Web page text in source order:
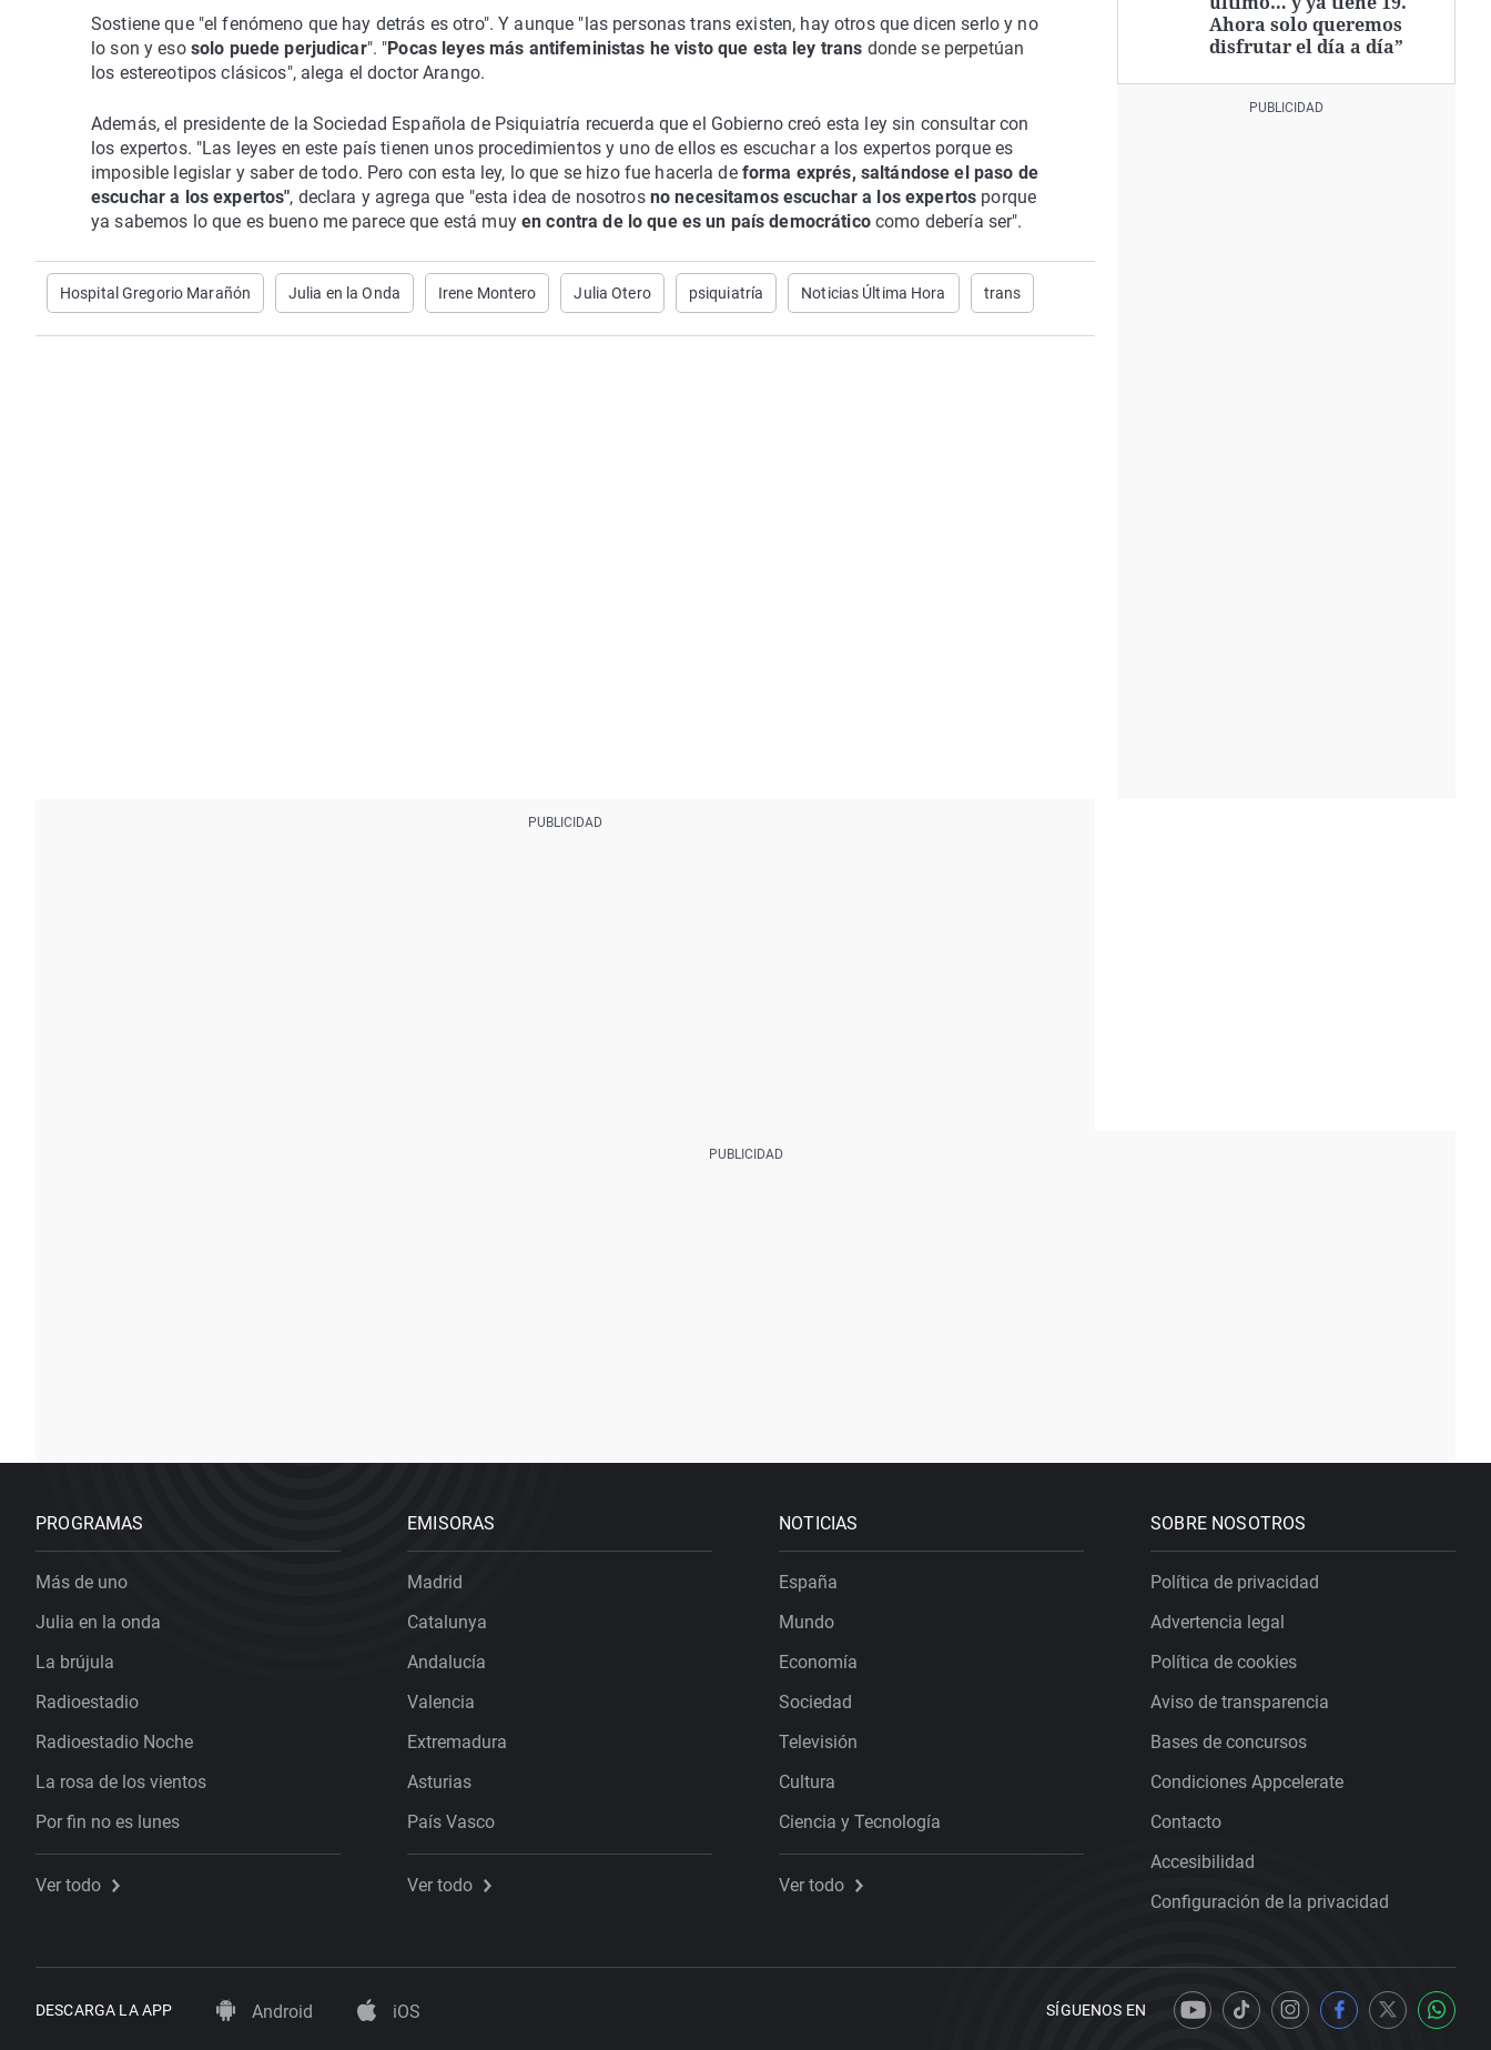
Sostiene que "el fenómeno que hay detrás es otro". Y aunque "las personas trans existen, hay otros que dicen serlo y no
lo son y eso solo puede perjudicar". "Pocas leyes más antifeministas he visto que esta ley trans donde se perpetúan
los estereotipos clásicos", alega el doctor Arango.
Además, el presidente de la Sociedad Española de Psiquiatría recuerda que el Gobierno creó esta ley sin consultar con
los expertos. "Las leyes en este país tienen unos procedimientos y uno de ellos es escuchar a los expertos porque es
imposible legislar y saber de todo. Pero con esta ley, lo que se hizo fue hacerla deforma exprés, saltándose el paso de
escuchar a los expertos", declara y agrega que "esta idea de nosotros no necesitamos escuchar a los expertos porque
ya sabemos lo que es bueno me parece que está muyen contra de lo que es un país democráticocomo debería ser".
Hospital Gregorio Marañón Julia en la Onda Irene Montero Julia Otero psiquiatría Noticias Última Hora trans
Ahora solo queremos
disfrutar el día a día”
PROGRAMAS
Más de uno
Julia en la onda
La brújula
Radioestadio
Radioestadio Noche
La rosa de los vientos
Por fin no es lunes
Ver todo
EMISORAS
Madrid
Catalunya
Andalucía
Valencia
Extremadura
Asturias
País Vasco
Ver todo
NOTICIAS
España
Mundo
Economía
Sociedad
Televisión
Cultura
Ciencia y Tecnología
Ver todo
SOBRE NOSOTROS
Política de privacidad
Advertencia legal
Política de cookies
Aviso de transparencia
Bases de concursos
Condiciones Appcelerate
Contacto
Accesibilidad
Configuración de la privacidad
DESCARGA LA APP Android iOS SÍGUENOS EN